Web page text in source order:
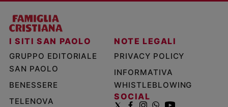
I SITI SAN PAOLO
GRUPPO EDITORIALE
SAN PAOLO
BENESSERE
TELENOVA
NOTE LEGALI
PRIVACY POLICY
INFORMATIVA
WHISTLEBLOWING
SOCIAL